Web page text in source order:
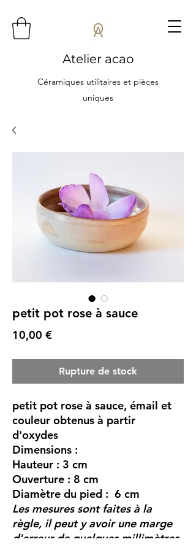
Atelier acao
Céramiques utilitaires et pièces
uniques
petit pot rose à sauce
10,00 €Prix
Rupture de stock
petit pot rose à sauce, émail et
couleur obtenus à partir
d'oxydes
Dimensions :
Hauteur : 3 cm
Ouverture : 8 cm
Diamètre du pied : 6 cm
Les mesures sont faites à la
règle, il peut y avoir une marge
d'erreur de quelques millimètres